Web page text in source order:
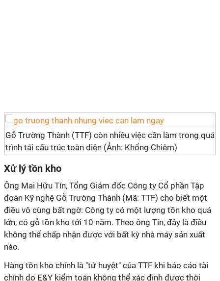
Gỗ Trường Thành (TTF) còn nhiều việc cần làm trong quá
trình tái cấu trúc toàn diện (Ảnh: Khổng Chiêm)
Xử lý tồn kho
Ông Mai Hữu Tín, Tổng Giám đốc Công ty Cổ phần Tập
đoàn Kỹ nghệ Gỗ Trường Thành (Mã: TTF) cho biết một
điều vô cùng bất ngờ: Công ty có một lượng tồn kho quá
lớn, có gỗ tồn kho tới 10 năm. Theo ông Tín, đây là điều
không thể chấp nhận được với bất kỳ nhà máy sản xuất
nào.
Hàng tồn kho chính là "tử huyệt" của TTF khi báo cáo tài
chính do E&Y kiểm toán không thể xác định được thời